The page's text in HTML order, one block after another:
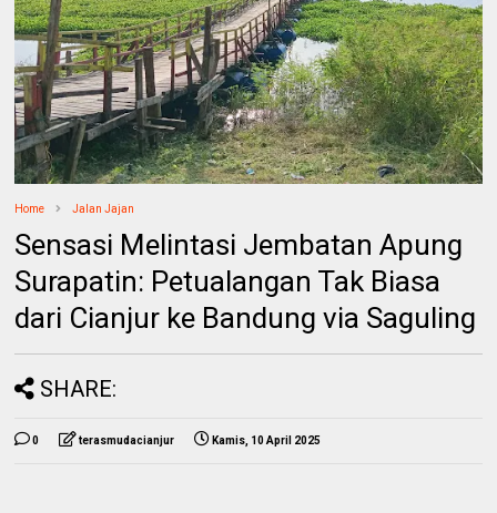
Home Jalan Jajan
Sensasi Melintasi Jembatan Apung
Surapatin: Petualangan Tak Biasa
dari Cianjur ke Bandung via Saguling
SHARE:
0 terasmudacianjur Kamis, 10 April 2025